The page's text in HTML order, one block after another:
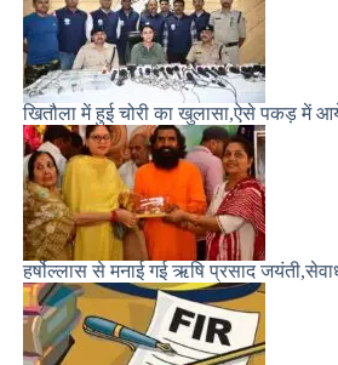
खितौला में हुई चोरी का खुलासा,ऐसे पकड़ में
हर्षोल्लास से मनाई गई ऋषि प्रसाद